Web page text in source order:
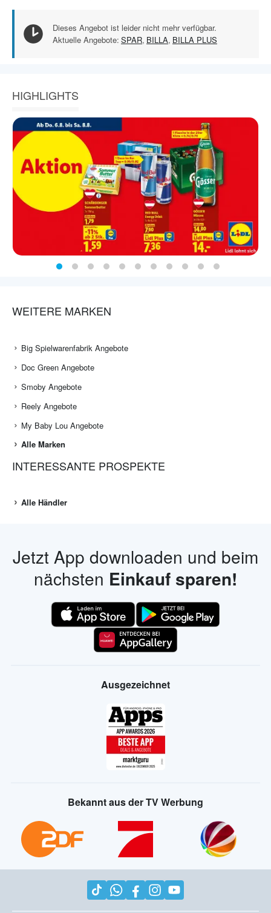
Dieses Angebot ist leider nicht mehr verfügbar.
Aktuelle Angebote: SPAR, BILLA, BILLA PLUS
HIGHLIGHTS
WEITERE MARKEN
Big Spielwarenfabrik Angebote
Doc Green Angebote
Smoby Angebote
Reely Angebote
My Baby Lou Angebote
Alle Marken
INTERESSANTE PROSPEKTE
Alle Händler
Jetzt App downloaden und beim
nächsten Einkauf sparen!
Ausgezeichnet
Bekannt aus der TV Werbung